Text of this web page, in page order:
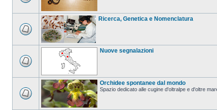
Ricerca, Genetica e Nomenclatura
Nuove segnalazioni
Orchidee spontanee dal mondo
Spazio dedicato alle cugine d'oltralpe e d'oltre